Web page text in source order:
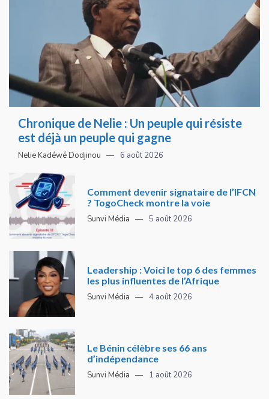
Chronique de Nelie : Un peuple qui résiste
est déjà un peuple qui gagne
Nelie Kadéwé Dodjinou 6 août 2026
Comment devenir signataire de l’IFCN
? TogoCheck montre la voie
Sunvi Média 5 août 2026
Leadership : Voici le top 6 des femmes
les plus influentes de l’Afrique
Sunvi Média 4 août 2026
Le Bénin célèbre ses 66 ans
d’indépendance
Sunvi Média 1 août 2026